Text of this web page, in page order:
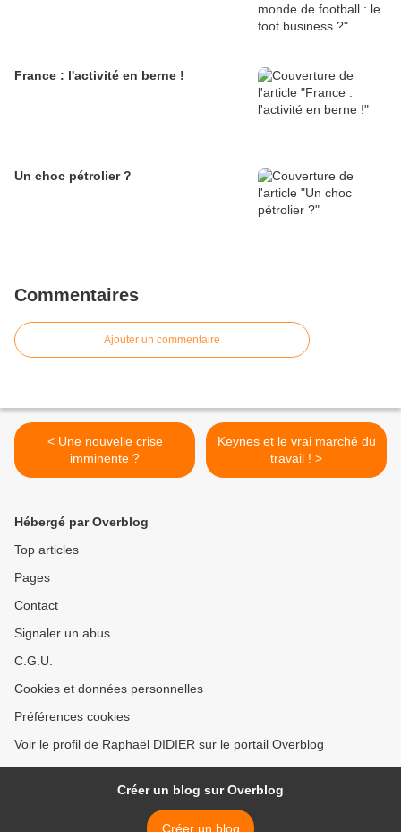
France : l'activité en berne !
Un choc pétrolier ?
Commentaires
Ajouter un commentaire
< Une nouvelle crise
imminente ?
Keynes et le vrai marché du
travail ! >
Hébergé par Overblog
Top articles
Pages
Contact
Signaler un abus
C.G.U.
Cookies et données personnelles
Préférences cookies
Voir le profil de Raphaël DIDIER sur le portail Overblog
Créer un blog sur Overblog
Créer un blog